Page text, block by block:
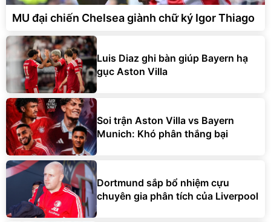
MU đại chiến Chelsea giành chữ ký Igor Thiago
Luis Diaz ghi bàn giúp Bayern hạ
gục Aston Villa
Soi trận Aston Villa vs Bayern
Munich: Khó phân thắng bại
Dortmund sắp bổ nhiệm cựu
chuyên gia phân tích của Liverpool